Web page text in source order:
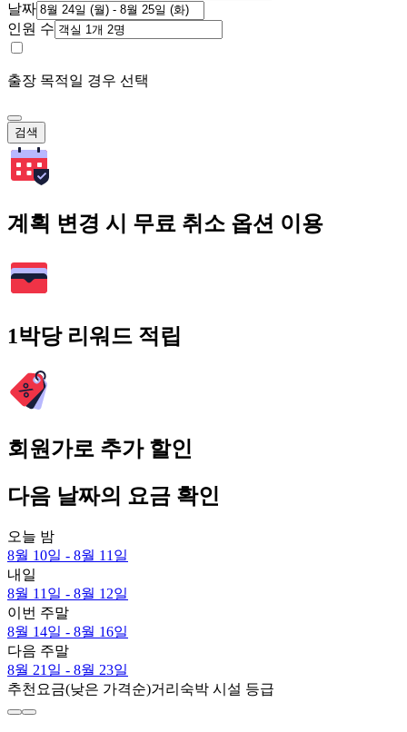
날짜
인원 수
출장 목적일 경우 선택
검색
계획 변경 시 무료 취소 옵션 이용
1박당 리워드 적립
회원가로 추가 할인
다음 날짜의 요금 확인
오늘 밤
8월 10일 - 8월 11일
내일
8월 11일 - 8월 12일
이번 주말
8월 14일 - 8월 16일
다음 주말
8월 21일 - 8월 23일
추천요금(낮은 가격순)거리 숙박 시설 등급